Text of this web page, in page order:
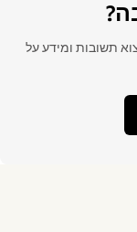
תשובות ומידע על